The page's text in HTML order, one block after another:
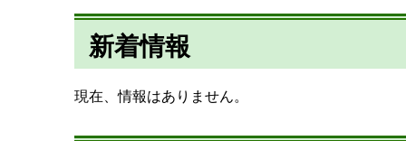
新着情報
現在、情報はありません。